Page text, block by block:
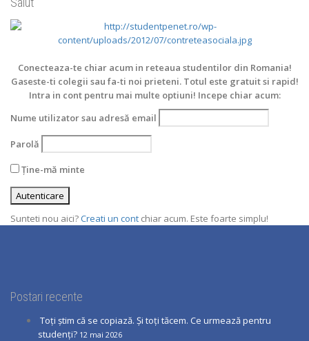
Conecteaza-te chiar acum in reteaua studentilor din Romania!
Gaseste-ti colegii sau fa-ti noi prieteni. Totul este gratuit si rapid!
Intra in cont pentru mai multe optiuni! Incepe chiar acum:
Nume utilizator sau adresă email
Parolă
Ține-mă minte
Sunteti nou aici?Creati un cont chiar acum. Este foarte simplu!
Postari recente
Toți știm că se copiază. Și toți tăcem. Ce urmează pentru
studenți? 12 mai 2026